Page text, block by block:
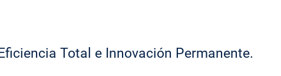
Total e Innovación Permanente.